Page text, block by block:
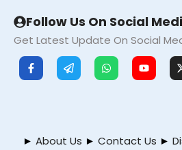
Follow Us On Social
Get Latest Update On Social
► About Us ► Contact Us ►